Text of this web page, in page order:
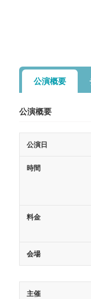
公演概要
公演概要
公演日
時間
料金
会場
主催